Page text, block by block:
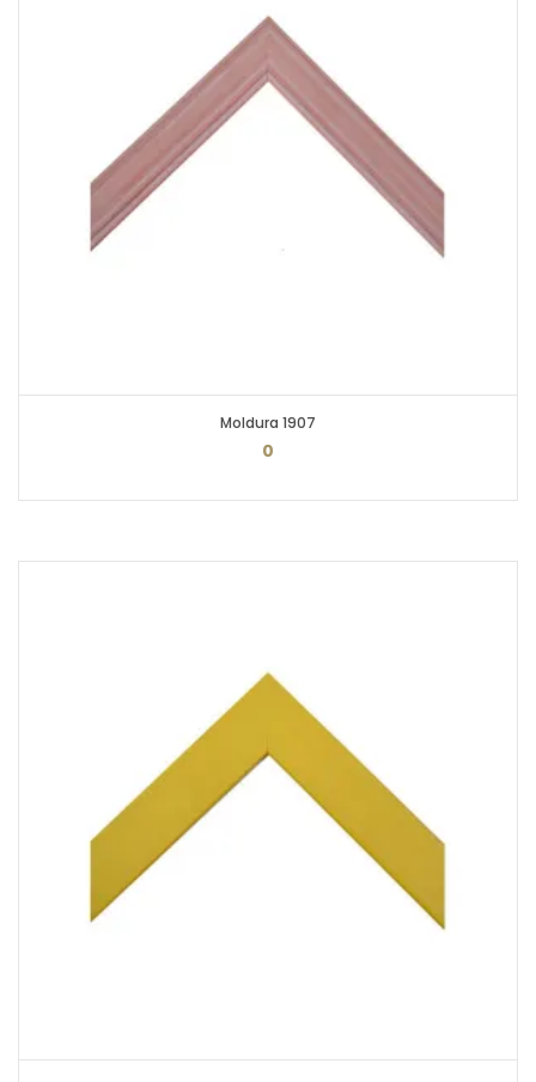
Moldura 1907
0